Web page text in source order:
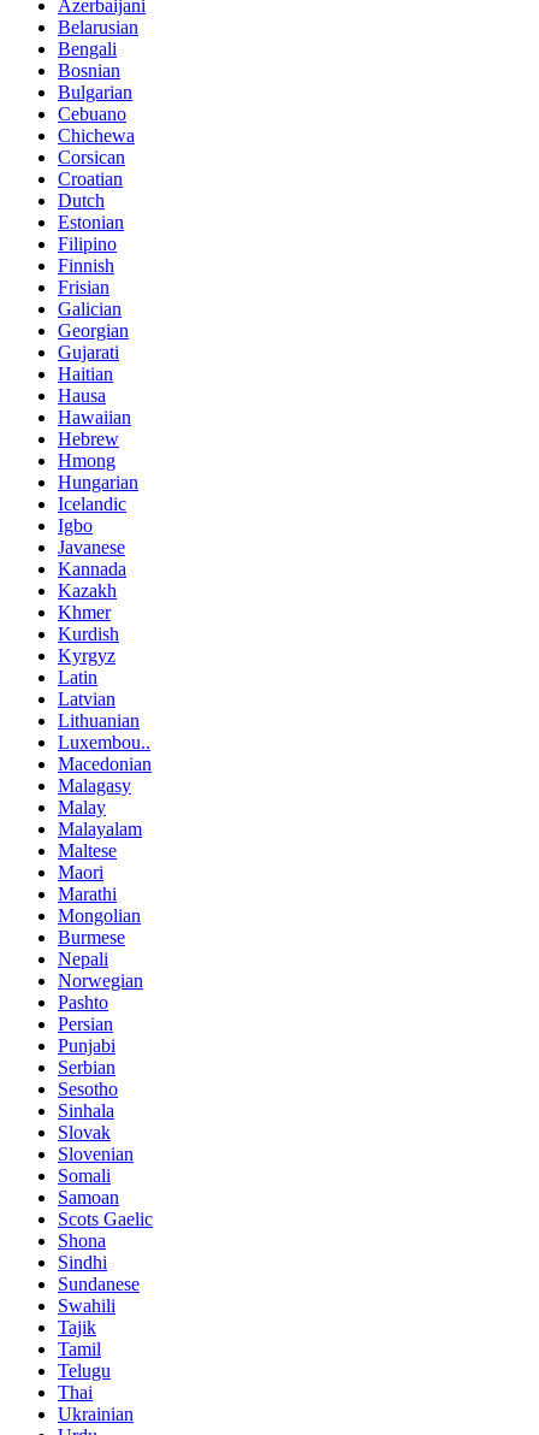
Azerbaijani
Belarusian
Bengali
Bosnian
Bulgarian
Cebuano
Chichewa
Corsican
Croatian
Dutch
Estonian
Filipino
Finnish
Frisian
Galician
Georgian
Gujarati
Haitian
Hausa
Hawaiian
Hebrew
Hmong
Hungarian
Icelandic
Igbo
Javanese
Kannada
Kazakh
Khmer
Kurdish
Kyrgyz
Latin
Latvian
Lithuanian
Luxembou..
Macedonian
Malagasy
Malay
Malayalam
Maltese
Maori
Marathi
Mongolian
Burmese
Nepali
Norwegian
Pashto
Persian
Punjabi
Serbian
Sesotho
Sinhala
Slovak
Slovenian
Somali
Samoan
Scots Gaelic
Shona
Sindhi
Sundanese
Swahili
Tajik
Tamil
Telugu
Thai
Ukrainian